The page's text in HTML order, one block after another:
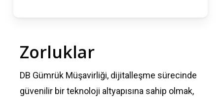
Zorluklar
DB Gümrük Müşavirliği, dijitalleşme sürecinde
güvenilir bir teknoloji altyapısına sahip olmak,